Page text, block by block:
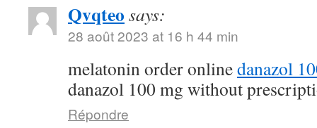
Qvqteo says:
28 août 2023 at 16 h 44 min
melatonin order onlinedanazol
danazol 100 mg without
Répondre